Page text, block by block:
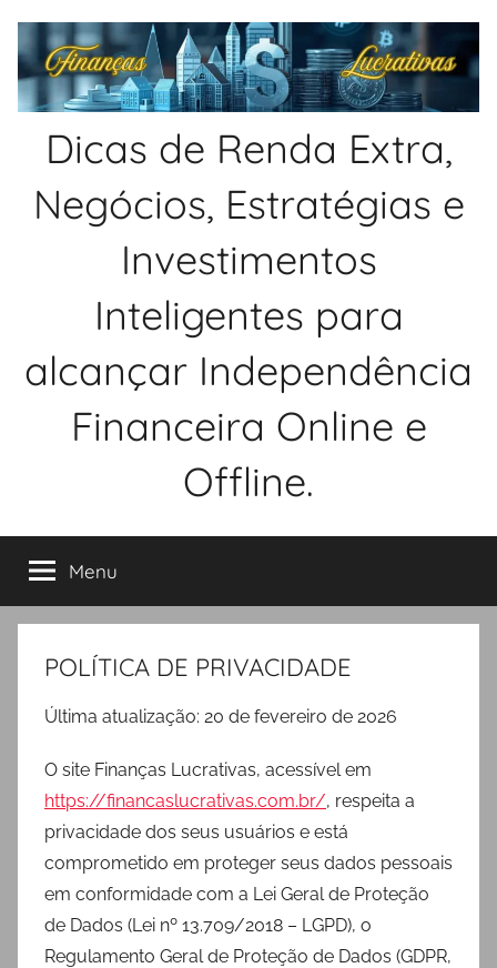
para
conteúdo
Dicas de Renda Extra,
Negócios, Estratégias e
Investimentos
Inteligentes para
alcançar Independência
Financeira Online e
Offline.
Menu
POLÍTICA DE PRIVACIDADE
Última atualização: 20 de fevereiro de 2026
O site Finanças Lucrativas, acessível em
https://financaslucrativas.com.br/, respeita a
privacidade dos seus usuários e está
comprometido em proteger seus dados pessoais
em conformidade com a Lei Geral de Proteção
de Dados (Lei nº 13.709/2018 – LGPD), o
Regulamento Geral de Proteção de Dados (GDPR,